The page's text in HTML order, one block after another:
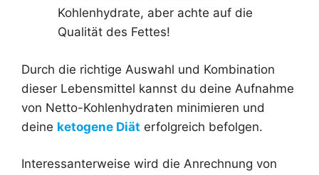
Kohlenhydrate, aber achte auf die
Qualität des Fettes!
Durch die richtige Auswahl und Kombination
dieser Lebensmittel kannst du deine Aufnahme
von Netto-Kohlenhydraten minimieren und
deine ketogene Diät erfolgreich befolgen.
Interessanterweise wird die Anrechnung von